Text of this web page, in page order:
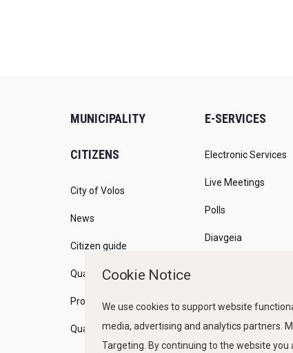
MUNICIPALITY
CITIZENS
City of Volos
News
Citizen guide
Quality of life
Programs
Quality Policy
E-SERVICES
Electronic Services
Live Meetings
Polls
Diavgeia
Cookie Notice
We use cookies to support website
media, advertising and analytics partners.
Targeting. By continuing to the website